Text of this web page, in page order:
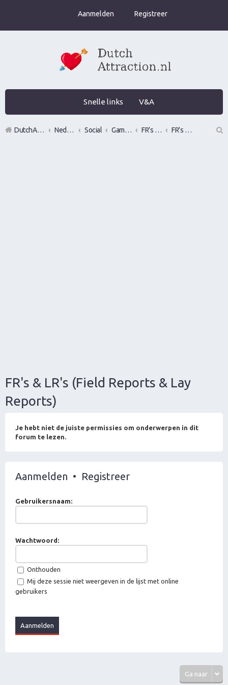
Aanmelden Registreer
Snelle links V&A
DutchAttraction.nl Nederlands grootste Dutch Attraction, Lifestyle, Vrouwen versieren en Pick-Up (PUA) Forum Social Gamen en vrouwen versieren in de praktijk (Infield) FR's en LR's (alles mag fotos, nummers, etc)
FR's & LR's (Field Reports & Lay Reports)
FR's & LR's (Field Reports & Lay
Reports)
Je hebt niet de juiste permissies om onderwerpen in dit
forum te lezen.
Aanmelden • Registreer
Gebruikersnaam:
Wachtwoord:
Onthouden
Mij deze sessie niet weergeven in de lijst met online
gebruikers
Ga naar